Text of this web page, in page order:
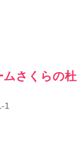
さくらの杜
1